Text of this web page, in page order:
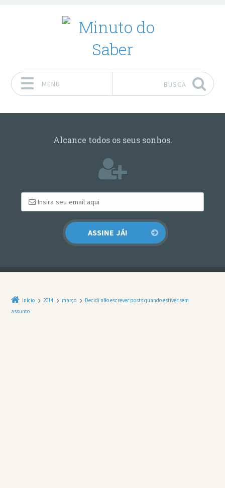
MENU BUSCA
Alcance todos os seus sonhos.
Início 2014 março
Decidi não escrever posts quando estiver sem
assunto